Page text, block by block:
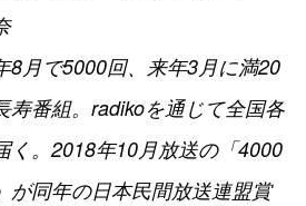
8月で5000回、来年3月に満20
寿番組。radikoを通じて全国各
く。2018年10月放送の「4000
が同年の日本民間放送連盟賞